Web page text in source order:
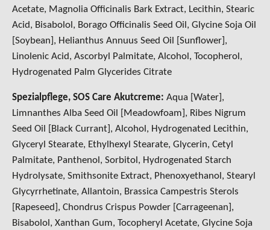
Acetate, Magnolia Officinalis Bark Extract, Lecithin, Stearic
Acid, Bisabolol, Borago Officinalis Seed Oil, Glycine Soja Oil
[Soybean], Helianthus Annuus Seed Oil [Sunflower],
Linolenic Acid, Ascorbyl Palmitate, Alcohol, Tocopherol,
Hydrogenated Palm Glycerides Citrate
Spezialpflege, SOS Care Akutcreme: Aqua [Water],
Limnanthes Alba Seed Oil [Meadowfoam], Ribes Nigrum
Seed Oil [Black Currant], Alcohol, Hydrogenated Lecithin,
Glyceryl Stearate, Ethylhexyl Stearate, Glycerin, Cetyl
Palmitate, Panthenol, Sorbitol, Hydrogenated Starch
Hydrolysate, Smithsonite Extract, Phenoxyethanol, Stearyl
Glycyrrhetinate, Allantoin, Brassica Campestris Sterols
[Rapeseed], Chondrus Crispus Powder [Carrageenan],
Bisabolol, Xanthan Gum, Tocopheryl Acetate, Glycine Soja